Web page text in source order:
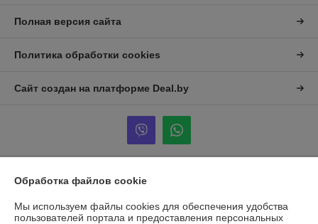
Полная версия сайта
Политика обработки cookies
Сайт создан на платформе Deal.by
Информация для покупателя
Юридическое лицо:Общество с ограниченной ответственностью
«Альтена»
Обработка файлов cookie
Мы используем файлы cookies для обеспечения удобства
пользователей портала и предоставления персональных